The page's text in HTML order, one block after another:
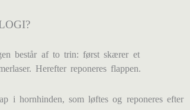
består af to trin: først skærer et
Herefter reponeres flappen.
i hornhinden, som løftes og reponeres efter